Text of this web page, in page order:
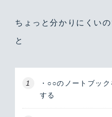
ちょっと分かりにくい
と
・○○のノートブッ
する